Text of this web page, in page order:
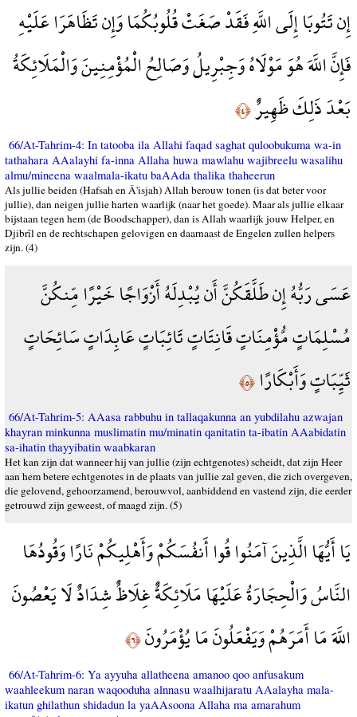
إِن تَتُوبَا إِلَى اللَّهِ فَقَدْ صَغَتْ قُلُوبُكُمَا وَإِن تَظَاهَرَا عَلَيْهِ
فَإِنَّ اللَّهَ هُوَ مَوْلَاهُ وَجِبْرِيلُ وَصَالِحُ الْمُؤْمِنِينَ وَالْمَلَائِكَةُ
بَعْدَ ذَلِكَ ظَهِيرٌ﴿٤﴾
66/At-Tahrim-4: In tatooba ila Allahi faqad saghat quloobukuma wa-in
tathahara AAalayhi fa-inna Allaha huwa mawlahu wajibreelu wasalihu
almu/mineena waalmala-ikatu baAAda thalika thaheerun
Als jullie beiden (Hafsah en Â'isjah) Allah berouw tonen (is dat beter voor
jullie), dan neigen jullie harten waarlijk (naar het goede). Maar als jullie elkaar
bijstaan tegen hem (de Boodschapper), dan is Allah waarlijk jouw Helper, en
Djibrîl en de rechtschapen gelovigen en daarnaast de Engelen zullen helpers
zijn. (4)
عَسَى رَبُّهُ إِن طَلَّقَكُنَّ أَن يُبْدِلَهُ أَزْوَاجًا خَيْرًا مِّنكُنَّ
مُسْلِمَاتٍ مُّؤْمِنَاتٍ قَانِتَاتٍ تَائِبَاتٍ عَابِدَاتٍ سَائِحَاتٍ
ثَيِّبَاتٍ وَأَبْكَارًا﴿٥﴾
66/At-Tahrim-5: AAasa rabbuhu in tallaqakunna an yubdilahu azwajan
khayran minkunna muslimatin mu/minatin qanitatin ta-ibatin AAabidatin
sa-ihatin thayyibatin waabkaran
Het kan zijn dat wanneer hij van jullie (zijn echtgenotes) scheidt, dat zijn Heer
aan hem betere echtgenotes in de plaats van jullie zal geven, die zich overgeven,
die gelovend, gehoorzamend, berouwvol, aanbiddend en vastend zijn, die eerder
getrouwd zijn geweest, of maagd zijn. (5)
يَا أَيُّهَا الَّذِينَ آمَنُوا قُوا أَنفُسَكُمْ وَأَهْلِيكُمْ نَارًا وَقُودُهَا
النَّاسُ وَالْحِجَارَةُ عَلَيْهَا مَلَائِكَةٌ غِلَاظٌ شِدَادٌ لَا يَعْصُونَ
اللَّهَ مَا أَمَرَهُمْ وَيَفْعَلُونَ مَا يُؤْمَرُونَ﴿٦﴾
66/At-Tahrim-6: Ya ayyuha allatheena amanoo qoo anfusakum
waahleekum naran waqooduha alnnasu waalhijaratu AAalayha mala-
ikatun ghilathun shidadun la yaAAsoona Allaha ma amarahum